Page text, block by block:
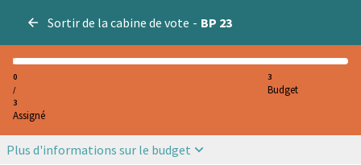
Sortir de la cabine de vote - BP 23
0
/
3
Assigné
3
Budget
Plus d'informations sur le budget